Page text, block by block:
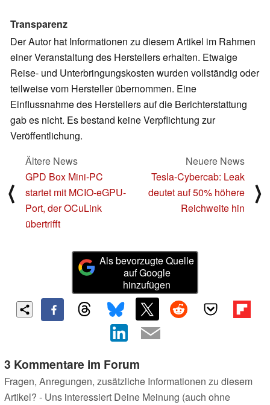
Transparenz
Der Autor hat Informationen zu diesem Artikel im Rahmen
einer Veranstaltung des Herstellers erhalten. Etwaige
Reise- und Unterbringungskosten wurden vollständig oder
teilweise vom Hersteller übernommen. Eine
Einflussnahme des Herstellers auf die Berichterstattung
gab es nicht. Es bestand keine Verpflichtung zur
Veröffentlichung.
⟨
Ältere News
GPD Box Mini-PC
startet mit MCIO-eGPU-
Port, der OCuLink
übertrifft
Neuere News
Tesla-Cybercab: Leak
deutet auf 50% höhere
Reichweite hin
⟩
Als bevorzugte Quelle
auf Google
hinzufügen
3 Kommentare im Forum
Fragen, Anregungen, zusätzliche Informationen zu diesem
Artikel? - Uns interessiert Deine Meinung (auch ohne